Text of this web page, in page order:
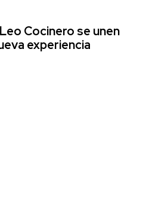
Cocinero se unen
experiencia